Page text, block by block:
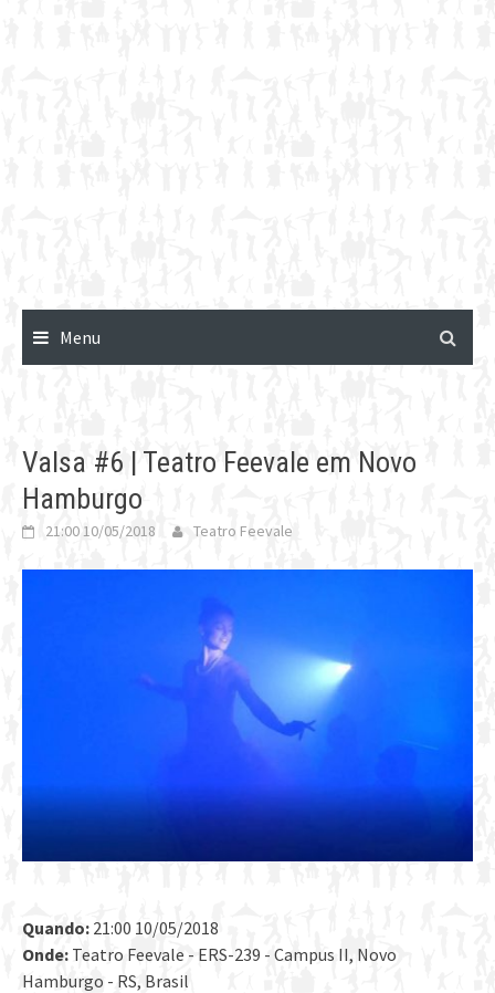
Menu
Valsa #6 | Teatro Feevale em Novo
Hamburgo
21:00 10/05/2018 Teatro Feevale
Quando: 21:00 10/05/2018
Onde: Teatro Feevale - ERS-239 - Campus II, Novo
Hamburgo - RS, Brasil